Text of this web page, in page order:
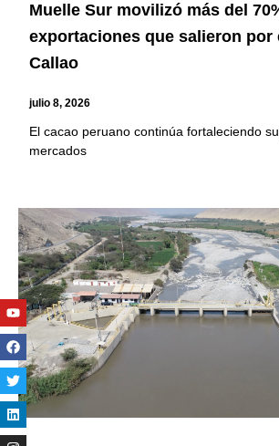
Muelle Sur movilizó más del
exportaciones que salieron por
Callao
julio 8, 2026
El cacao peruano continúa fortaleciendo
mercados
Youtube
Facebook
Twitter
Linkedin
Instagram